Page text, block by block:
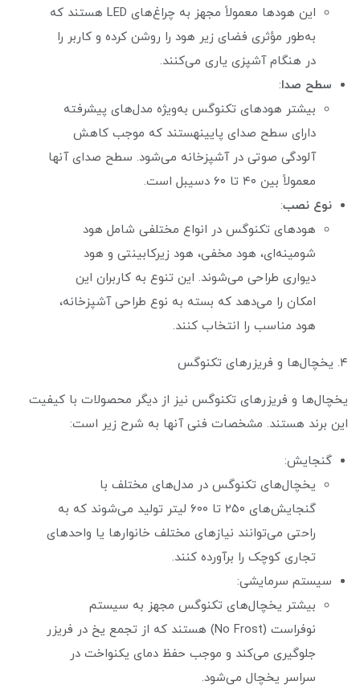
این هودها معمولاً مجهز به چراغ‌های LED هستند که
به‌طور مؤثری فضای زیر هود را روشن کرده و کاربر را
در هنگام آشپزی یاری می‌کنند.
سطح صدا:
بیشتر هودهای تکنوگس به‌ویژه مدل‌های پیشرفته
دارای سطح صدای پایینهستند که موجب کاهش
آلودگی صوتی در آشپزخانه می‌شود. سطح صدای آنها
معمولاً بین ۴۰ تا ۶۰ دسیبل است.
نوع نصب:
هودهای تکنوگس در انواع مختلفی شامل هود
شومینه‌ای، هود مخفی، هود زیرکابینتی و هود
دیواری طراحی می‌شوند. این تنوع به کاربران این
امکان را می‌دهد که بسته به نوع طراحی آشپزخانه،
هود مناسب را انتخاب کنند.
۴. یخچال‌ها و فریزرهای تکنوگس
یخچال‌ها و فریزرهای تکنوگس نیز از دیگر محصولات با کیفیت
این برند هستند. مشخصات فنی آنها به شرح زیر است:
گنجایش:
یخچال‌های تکنوگس در مدل‌های مختلف با
گنجایش‌های ۲۵۰ تا ۶۰۰ لیتر تولید می‌شوند که به
راحتی می‌توانند نیازهای مختلف خانوارها یا واحدهای
تجاری کوچک را برآورده کنند.
سیستم سرمایشی:
بیشتر یخچال‌های تکنوگس مجهز به سیستم
نوفراست (No Frost) هستند که از تجمع یخ در فریزر
جلوگیری می‌کند و موجب حفظ دمای یکنواخت در
سراسر یخچال می‌شود.